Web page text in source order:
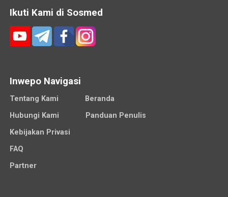
Ikuti Kami di Sosmed
Inwepo Navigasi
Tentang Kami
Beranda
Hubungi Kami
Panduan Penulis
Kebijakan Privasi
FAQ
Partner